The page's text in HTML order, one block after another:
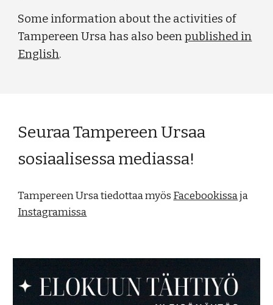
Some information about the activities of
Tampereen Ursa has also beenpublished in
English.
Seuraa Tampereen Ursaa
sosiaalisessa mediassa!
Tampereen Ursa tiedottaa myös Facebookissaja
Instagramissa